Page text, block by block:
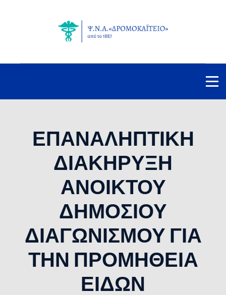
ΕΠΑΝΑΛΗΠΤΙΚΗ
ΔΙΑΚΗΡΥΞΗ
ΑΝΟΙΚΤΟΥ
ΔΗΜΟΣΙΟΥ
ΔΙΑΓΩΝΙΣΜΟΥ ΓΙΑ
ΤΗΝ ΠΡΟΜΗΘΕΙΑ
ΕΙΔΩΝ